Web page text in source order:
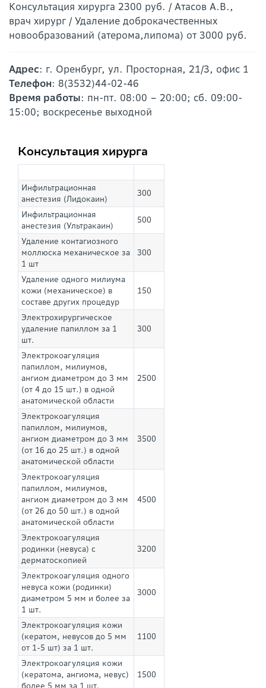
Консультация хирурга 2300 руб. / Атасов А.В.,
врач хирург / Удаление доброкачественных
новообразований (атерома,липома) от 3000 руб.
Адрес: г. Оренбург, ул. Просторная, 21/3, офис 1
Телефон: 8(3532)44-02-46
Время работы: пн-пт. 08:00 – 20:00; сб. 09:00-
15:00; воскресенье выходной
Консультация хирурга
Инфильтрационная
анестезия (Лидокаин)
300
Инфильтрационная
анестезия (Ультракаин)
500
Удаление контагиозного
моллюска механическое за
1 шт
300
Удаление одного милиума
кожи (механическое) в
составе других процедур
150
Электрохирургическое
удаление папиллом за 1
шт.
300
Электрокоагуляция
папиллом, милиумов,
ангиом диаметром до 3 мм
(от 4 до 15 шт.) в одной
анатомической области
2500
Электрокоагуляция
папиллом, милиумов,
ангиом диаметром до 3 мм
(от 16 до 25 шт.) в одной
анатомической области
3500
Электрокоагуляция
папиллом, милиумов,
ангиом диаметром до 3 мм
(от 26 до 50 шт.) в одной
анатомической области
4500
Электрокоагуляция
родинки (невуса) с
дерматоскопией
3200
Электрокоагуляция одного
невуса кожи (родинки)
диаметром 5 мм и более за
1 шт.
3000
Электрокоагуляция кожи
(кератом, невусов до 5 мм
от 1-5 шт) за 1 шт.
1100
Электрокоагуляция кожи
(кератома, ангиома, невус)
1500